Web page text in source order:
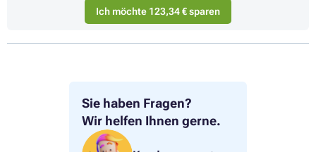
Sie haben Fragen?
Wir helfen Ihnen gerne.
Ich möchte 123,34 € sparen